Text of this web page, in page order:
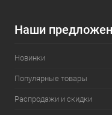
Наши
Новинки
Популярные товары
Распродажи и скидки